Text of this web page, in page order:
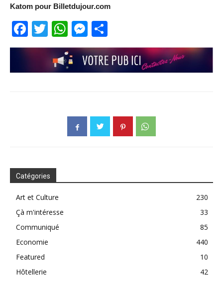
Katom pour Billetdujour.com
Facebook
TwitterWhatsApp
Messenger
Catégories
Art et Culture
230
Çà m'intéresse
33
Communiqué
85
Economie
440
Featured
10
Hôtellerie
42